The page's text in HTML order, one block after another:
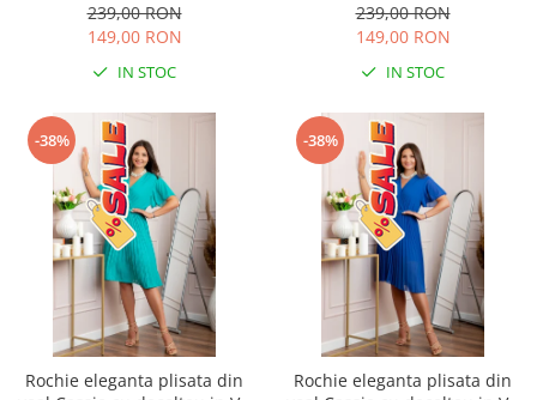
Bleu
239,00 RON
149,00 RON
IN STOC
Turcoaz
239,00 RON
149,00 RON
IN STOC
-38%
Rochie eleganta plisata din
-38%
Rochie eleganta plisata din